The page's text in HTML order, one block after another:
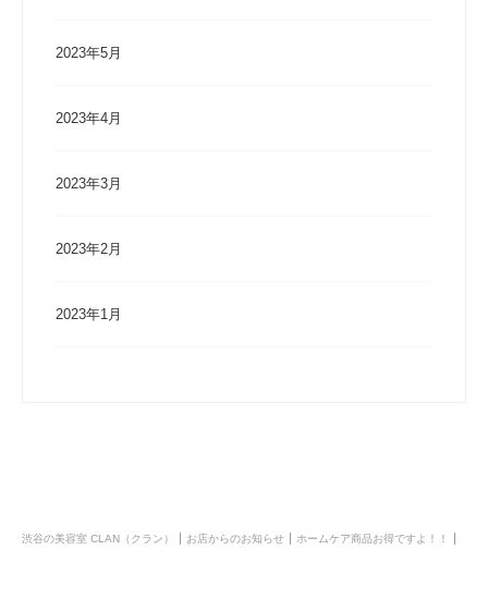
2023年5月
2023年4月
2023年3月
2023年2月
2023年1月
渋谷の美容室 CLAN（クラン） お店からのお知らせ ホームケア商品お得ですよ！！